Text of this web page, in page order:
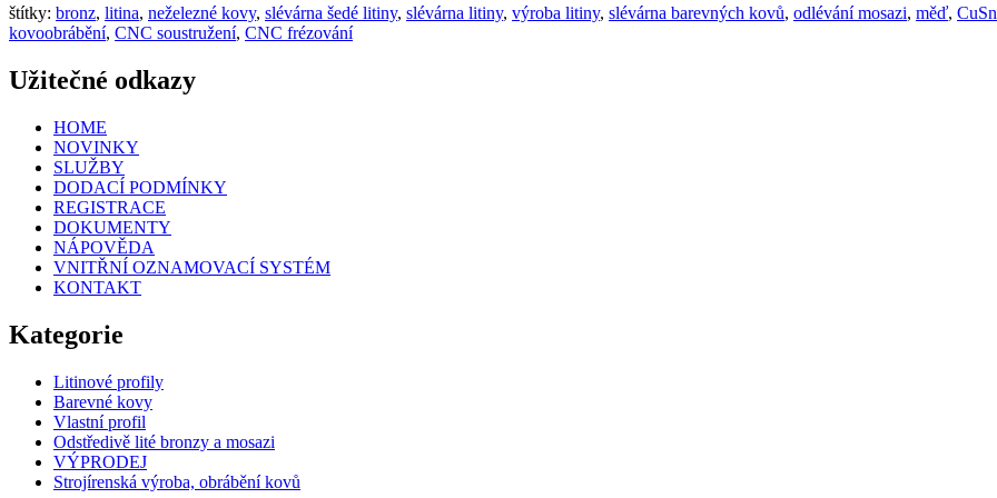
štítky: bronz, litina, neželezné kovy, slévárna šedé litiny, slévárna litiny, výroba litiny, slévárna barevných kovů, odlévání mosazi, měď,
kovoobrábění, CNC soustružení, CNC frézování
Užitečné odkazy
HOME
NOVINKY
SLUŽBY
DODACÍ PODMÍNKY
REGISTRACE
DOKUMENTY
NÁPOVĚDA
VNITŘNÍ OZNAMOVACÍ SYSTÉM
KONTAKT
Kategorie
Litinové profily
Barevné kovy
Vlastní profil
Odstředivě lité bronzy a mosazi
VÝPRODEJ
Strojírenská výroba, obrábění kovů